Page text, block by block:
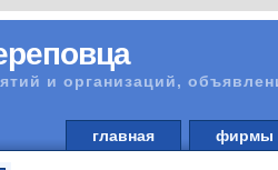
и организаций,
главная